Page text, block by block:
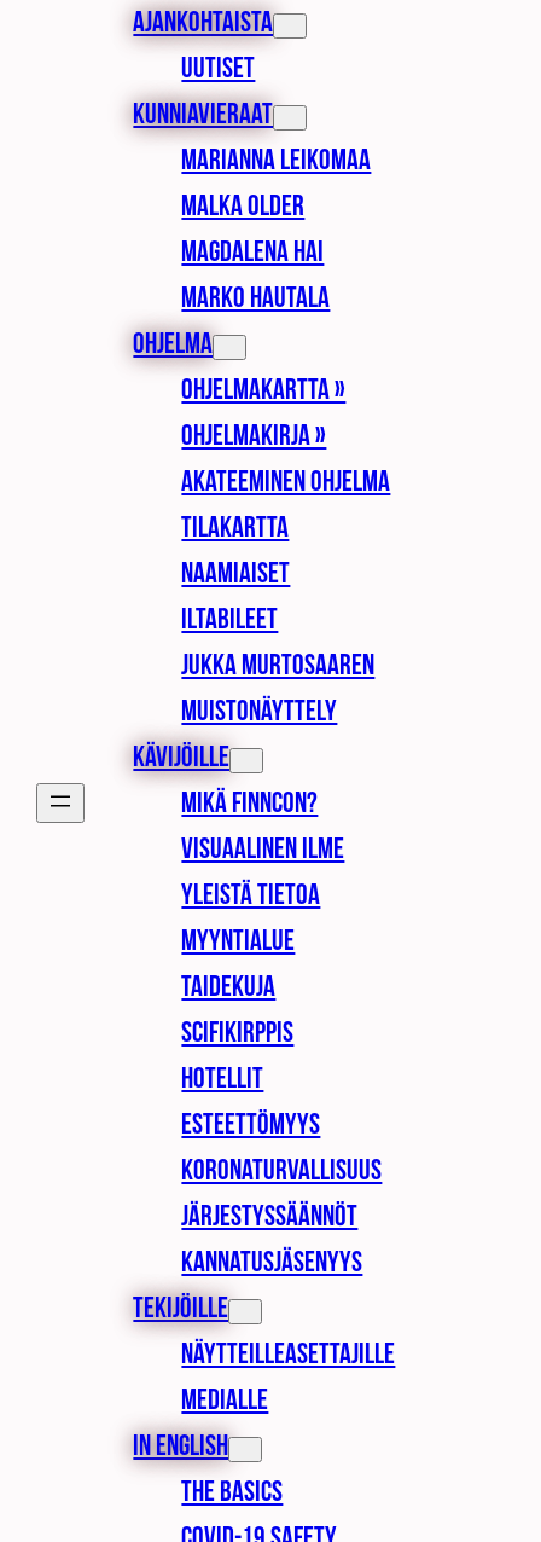
Ajankohtaista
Uutiset
Kunniavieraat
Marianna Leikomaa
Malka Older
Magdalena Hai
Marko Hautala
Ohjelma
Ohjelmakartta »
Ohjelmakirja »
Akateeminen ohjelma
Tilakartta
Naamiaiset
Iltabileet
Jukka Murtosaaren
muistonäyttely
Kävijöille
Mikä Finncon?
Visuaalinen ilme
Yleistä tietoa
Myyntialue
Taidekuja
Scifikirppis
Hotellit
Esteettömyys
Koronaturvallisuus
Järjestyssäännöt
Kannatusjäsenyys
Tekijöille
Näytteilleasettajille
Medialle
In English
The basics